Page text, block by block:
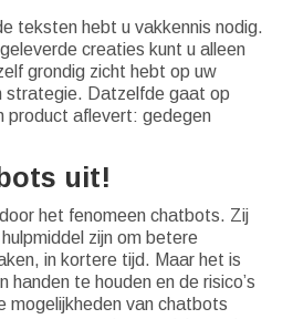
teksten hebt u vakkennis nodig.
creaties kunt u alleen
grondig zicht hebt op uw
strategie. Datzelfde gaat op
product aflevert: gedegen
uit!
het fenomeen chatbots. Zij
zijn om betere
in kortere tijd. Maar het is
handen te houden en de risico’s
mogelijkheden van chatbots